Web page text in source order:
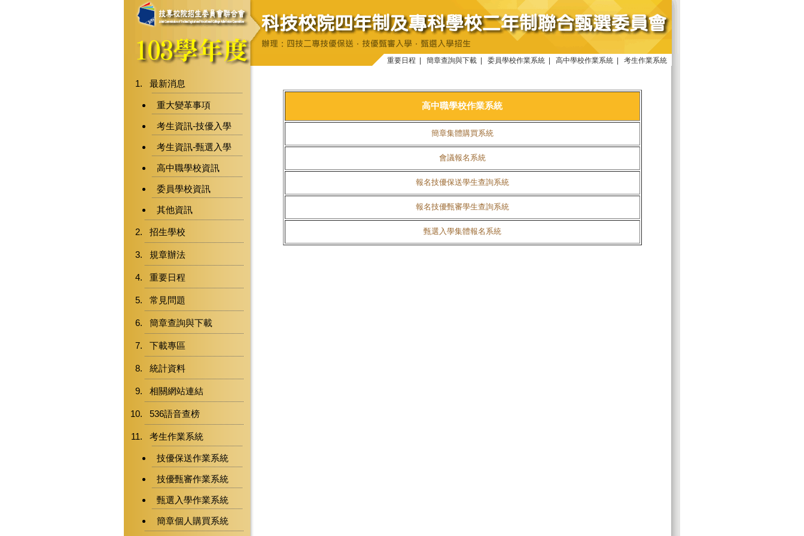
重要日程 簡章查詢與下載 委員學校作業系統 高中學校作業系統 考生作業系統
最新消息
重大變革事項
考生資訊-技優入學
考生資訊-甄選入學
高中職學校資訊
委員學校資訊
其他資訊
招生學校
規章辦法
重要日程
常見問題
簡章查詢與下載
下載專區
統計資料
相關網站連結
536語音查榜
考生作業系統
技優保送作業系統
技優甄審作業系統
甄選入學作業系統
簡章個人購買系統
高中職學校作業系統
簡章集體購買系統
會議報名系統
報名技優保送學生查詢系統
報名技優甄審學生查詢系統
甄選入學集體報名系統